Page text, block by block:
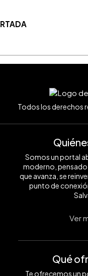
Todos los derechos
Somos un portal
moderno, pensado
que avanza, se
punto de
Ver
Qué
Te ofrecemos un